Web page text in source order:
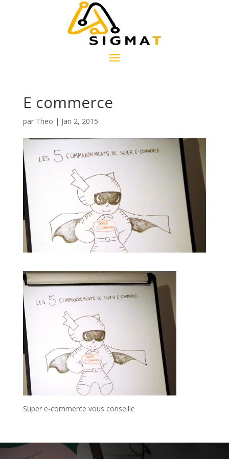
E commerce
par Theo | Jan 2, 2015
Super e-commerce vous conseille